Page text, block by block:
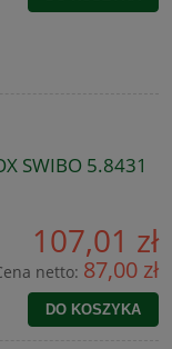
SWIBO 5.8431
107,01 zł
netto: 87,00 zł
DO KOSZYKA